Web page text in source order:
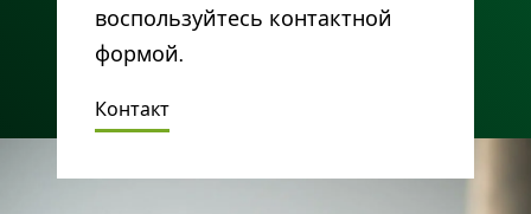
воспользуйтесь контактной
формой.
Контакт